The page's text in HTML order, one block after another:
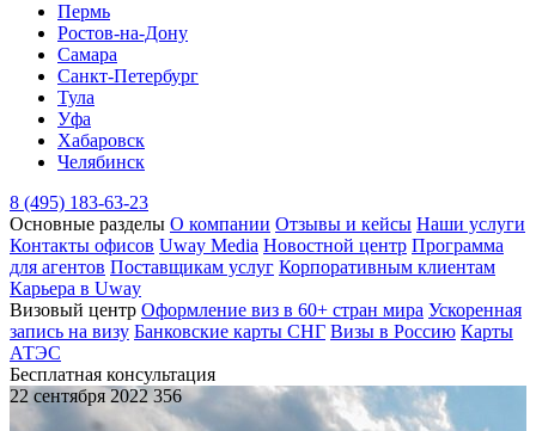
Пермь
Ростов-на-Дону
Самара
Санкт-Петербург
Тула
Уфа
Хабаровск
Челябинск
8 (495) 183-63-23
Основные разделы О компании Отзывы и кейсы Наши услуги
Контакты офисов Uway Media Новостной центр Программа
для агентов Поставщикам услуг Корпоративным клиентам
Карьера в Uway
Визовый центр Оформление виз в 60+ стран мира Ускоренная
запись на визу Банковские карты СНГ Визы в Россию Карты
АТЭС
Бесплатная консультация
22 сентября 2022 356